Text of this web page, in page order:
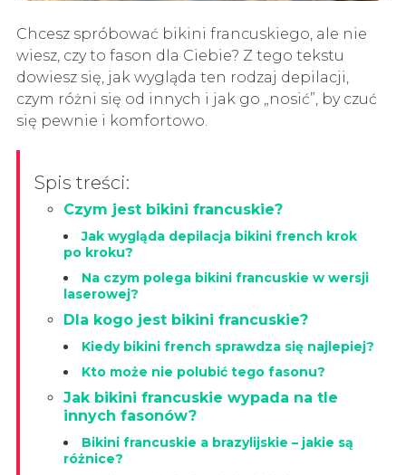
Chcesz spróbować bikini francuskiego, ale nie
wiesz, czy to fason dla Ciebie? Z tego tekstu
dowiesz się, jak wygląda ten rodzaj depilacji,
czym różni się od innych i jak go „nosić”, by czuć
się pewnie i komfortowo.
Spis treści:
Czym jest bikini francuskie?
Jak wygląda depilacja bikini french krok
po kroku?
Na czym polega bikini francuskie w wersji
laserowej?
Dla kogo jest bikini francuskie?
Kiedy bikini french sprawdza się najlepiej?
Kto może nie polubić tego fasonu?
Jak bikini francuskie wypada na tle
innych fasonów?
Bikini francuskie a brazylijskie – jakie są
różnice?